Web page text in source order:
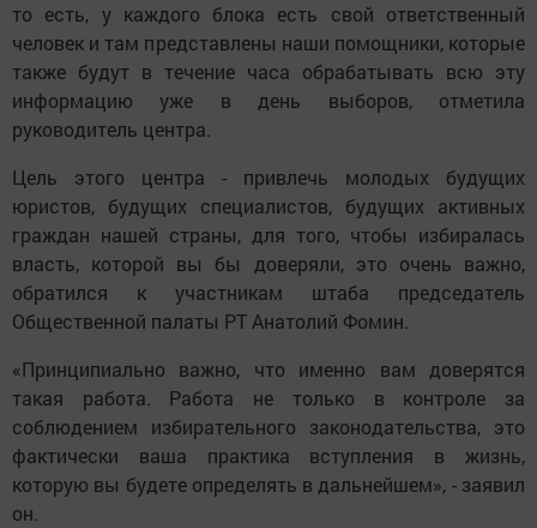
то есть, у каждого блока есть свой ответственный
человек и там представлены наши помощники, которые
также будут в течение часа обрабатывать всю эту
информацию уже в день выборов, отметила
руководитель центра.
Цель этого центра - привлечь молодых будущих
юристов, будущих специалистов, будущих активных
граждан нашей страны, для того, чтобы избиралась
власть, которой вы бы доверяли, это очень важно,
обратился к участникам штаба председатель
Общественной палаты РТ Анатолий Фомин.
«Принципиально важно, что именно вам доверятся
такая работа. Работа не только в контроле за
соблюдением избирательного законодательства, это
фактически ваша практика вступления в жизнь,
которую вы будете определять в дальнейшем», - заявил
он.